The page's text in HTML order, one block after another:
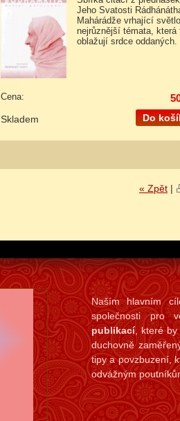
Jeho Svatosti
Mahárádže vrhající
nejrůznější témata, která
oblažují srdce oddaných.
Cena:
Do
Skladem
« Zpět |
Naším hlavním
společnosti pro
publikací, které by
duchovně
tipy a povzbuzení,
odvážným